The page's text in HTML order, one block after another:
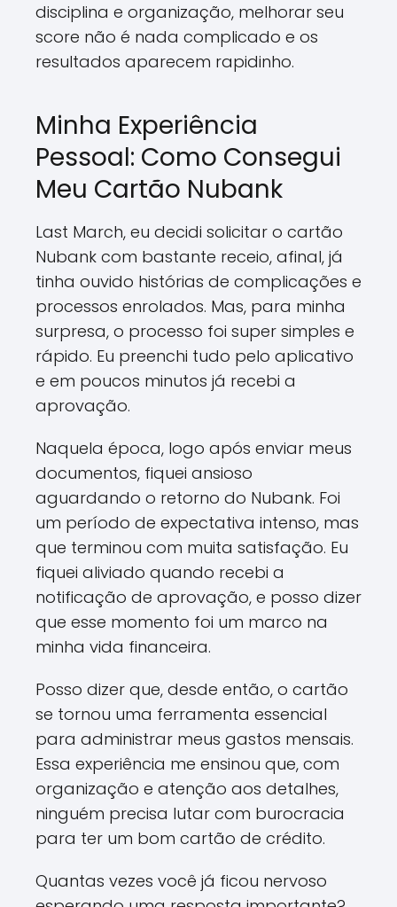
disciplina e organização, melhorar seu
score não é nada complicado e os
resultados aparecem rapidinho.
Minha Experiência
Pessoal: Como Consegui
Meu Cartão Nubank
Last March, eu decidi solicitar o cartão
Nubank com bastante receio, afinal, já
tinha ouvido histórias de complicações e
processos enrolados. Mas, para minha
surpresa, o processo foi super simples e
rápido. Eu preenchi tudo pelo aplicativo
e em poucos minutos já recebi a
aprovação.
Naquela época, logo após enviar meus
documentos, fiquei ansioso
aguardando o retorno do Nubank. Foi
um período de expectativa intenso, mas
que terminou com muita satisfação. Eu
fiquei aliviado quando recebi a
notificação de aprovação, e posso dizer
que esse momento foi um marco na
minha vida financeira.
Posso dizer que, desde então, o cartão
se tornou uma ferramenta essencial
para administrar meus gastos mensais.
Essa experiência me ensinou que, com
organização e atenção aos detalhes,
ninguém precisa lutar com burocracia
para ter um bom cartão de crédito.
Quantas vezes você já ficou nervoso